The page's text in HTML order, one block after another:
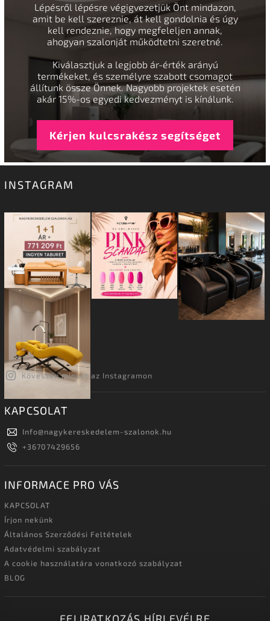
Lépésről lépésre végigvezetjük Önt mindazon,
amit be kell szereznie, át kell gondolnia és úgy
kell rendeznie, hogy megfeleljen annak,
ahogyan szalonját működtetni szeretné.
Kiválasztjuk a legjobb ár-érték arányú
termékeket, és személyre szabott csomagot
állítunk össze Önnek. Nagyobb projektek esetén
akár 15%-os egyedi kedvezményt is kínálunk.
Kérjen kulcsrakész segítséget
INSTAGRAM
Kövessen minket az Instagramon
KAPCSOLAT
Info@nagykereskedelem-szalonok.hu
+36707429656
INFORMACE PRO VÁS
KAPCSOLAT
Írjon nekünk
Általános Szerződési Feltételek
Adatvédelmi szabályzat
A cookie használatára vonatkozó szabályzat
BLOG